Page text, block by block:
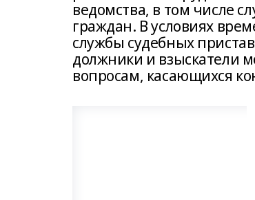
ведомства, в том числе
граждан. В условиях
службы судебных
должники и взыскатели
вопросам, касающихся